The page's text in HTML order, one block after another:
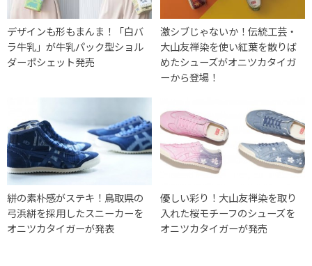
デザインも形もまんま！「白バ
ラ牛乳」が牛乳パック型ショル
ダーポシェット発売
激シブじゃないか！伝統工芸・
大山友禅染を使い紅葉を散りば
めたシューズがオニツカタイガ
ーから登場！
絣の素朴感がステキ！鳥取県の
弓浜絣を採用したスニーカーを
オニツカタイガーが発表
優しい彩り！大山友禅染を取り
入れた桜モチーフのシューズを
オニツカタイガーが発売